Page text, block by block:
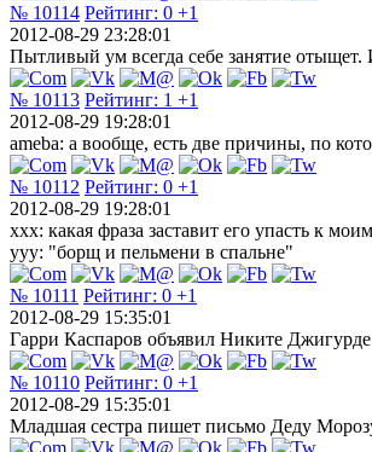
№ 10114 Рейтинг: 0 +1
2012-08-29 23:28:01
Пытливый ум всегда себе занятие отыщет.
№ 10113 Рейтинг: 1 +1
2012-08-29 19:28:01
ameba: а вообще, есть две причины, по
№ 10112 Рейтинг: 0 +1
2012-08-29 19:28:01
xxx: какая фраза заставит его упасть к
yyy: "борщ и пельмени в спальне"
№ 10111 Рейтинг: 0 +1
2012-08-29 15:35:01
Гарри Каспаров объявил Никите
№ 10110 Рейтинг: 0 +1
2012-08-29 15:35:01
Младшая сестра пишет письмо Деду